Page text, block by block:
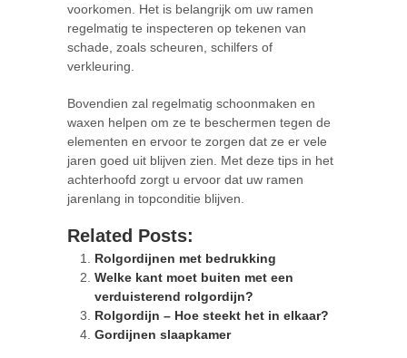
voorkomen. Het is belangrijk om uw ramen
regelmatig te inspecteren op tekenen van
schade, zoals scheuren, schilfers of
verkleuring.
Bovendien zal regelmatig schoonmaken en
waxen helpen om ze te beschermen tegen de
elementen en ervoor te zorgen dat ze er vele
jaren goed uit blijven zien. Met deze tips in het
achterhoofd zorgt u ervoor dat uw ramen
jarenlang in topconditie blijven.
Related Posts:
Rolgordijnen met bedrukking
Welke kant moet buiten met een
verduisterend rolgordijn?
Rolgordijn – Hoe steekt het in elkaar?
Gordijnen slaapkamer